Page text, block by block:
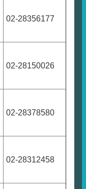
02-28356177
02-28150026
02-28378580
02-28312458